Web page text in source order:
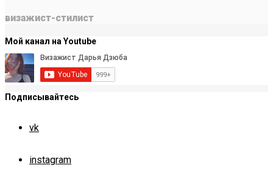
визажист-стилист
Мой канал на Youtube
Подписывайтесь
vk
instagram